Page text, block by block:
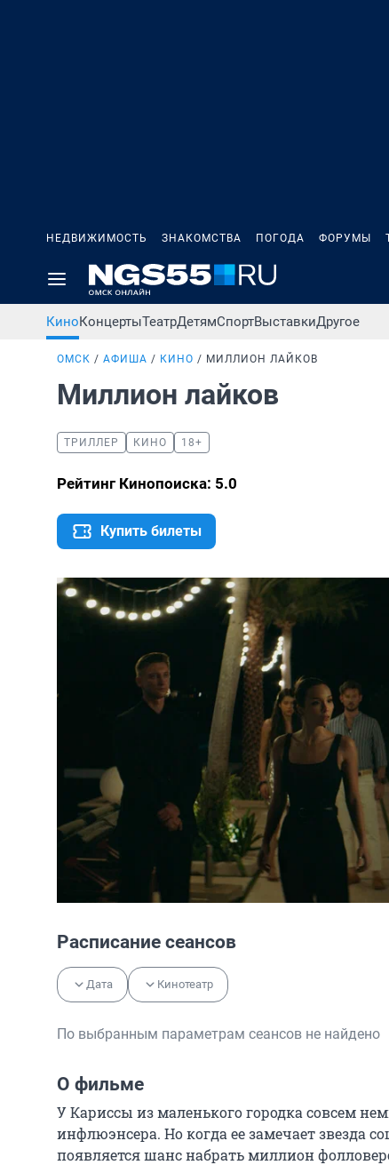
НЕДВИЖИМОСТЬ ЗНАКОМСТВА ПОГОДА ФОРУМЫ
КиноКонцертыТеатрДетямСпортВыставкиДругое
ОМСК АФИША КИНО МИЛЛИОН ЛАЙКОВ
Миллион лайков
ТРИЛЛЕР КИНО 18+
Рейтинг Кинопоиска: 5.0
Купить билеты
Расписание сеансов
Дата Кинотеатр
По выбранным параметрам сеансов не найдено
О фильме
У Кариссы из маленького городка совсем
инфлюэнсера. Но когда ее замечает звезда
появляется шанс набрать миллион